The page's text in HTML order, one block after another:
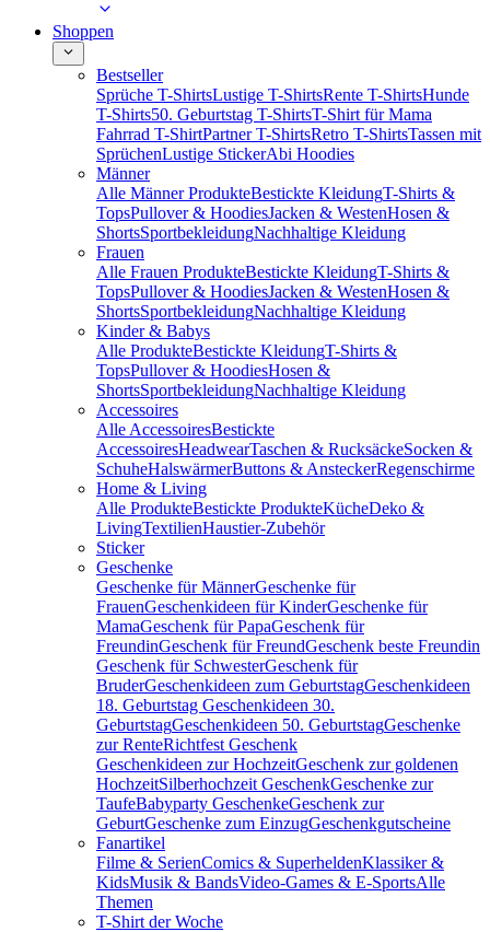
Shoppen
Bestseller
Sprüche T-ShirtsLustige T-ShirtsRente T-ShirtsHunde
T-Shirts50. Geburtstag T-ShirtsT-Shirt für Mama
Fahrrad T-ShirtPartner T-ShirtsRetro T-ShirtsTassen mit
SprüchenLustige StickerAbi Hoodies
Männer
Alle Männer ProdukteBestickte KleidungT-Shirts &
TopsPullover & HoodiesJacken & WestenHosen &
ShortsSportbekleidungNachhaltige Kleidung
Frauen
Alle Frauen ProdukteBestickte KleidungT-Shirts &
TopsPullover & HoodiesJacken & WestenHosen &
ShortsSportbekleidungNachhaltige Kleidung
Kinder & Babys
Alle ProdukteBestickte KleidungT-Shirts &
TopsPullover & HoodiesHosen &
ShortsSportbekleidungNachhaltige Kleidung
Accessoires
Alle AccessoiresBestickte
AccessoiresHeadwearTaschen & RucksäckeSocken &
SchuheHalswärmerButtons & AnsteckerRegenschirme
Home & Living
Alle ProdukteBestickte ProdukteKücheDeko &
LivingTextilienHaustier-Zubehör
Sticker
Geschenke
Geschenke für MännerGeschenke für
FrauenGeschenkideen für KinderGeschenke für
MamaGeschenk für PapaGeschenk für
FreundinGeschenk für FreundGeschenk beste Freundin
Geschenk für SchwesterGeschenk für
BruderGeschenkideen zum GeburtstagGeschenkideen
18. Geburtstag Geschenkideen 30.
GeburtstagGeschenkideen 50. GeburtstagGeschenke
zur RenteRichtfest Geschenk
Geschenkideen zur HochzeitGeschenk zur goldenen
HochzeitSilberhochzeit GeschenkGeschenke zur
TaufeBabyparty GeschenkeGeschenk zur
GeburtGeschenke zum EinzugGeschenkgutscheine
Fanartikel
Filme & SerienComics & SuperheldenKlassiker &
KidsMusik & BandsVideo-Games & E-SportsAlle
Themen
T-Shirt der Woche